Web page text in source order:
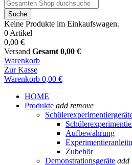
Suche
Keine Produkte im Einkaufswagen.
0 Artikel
0,00 €
Versand Gesamt 0,00 €
Warenkorb
Zur Kasse
Warenkorb 0,00 €
HOME
Produkte add remove
Aufbewahrung
Zubehör
Demonstrationsgeräte add